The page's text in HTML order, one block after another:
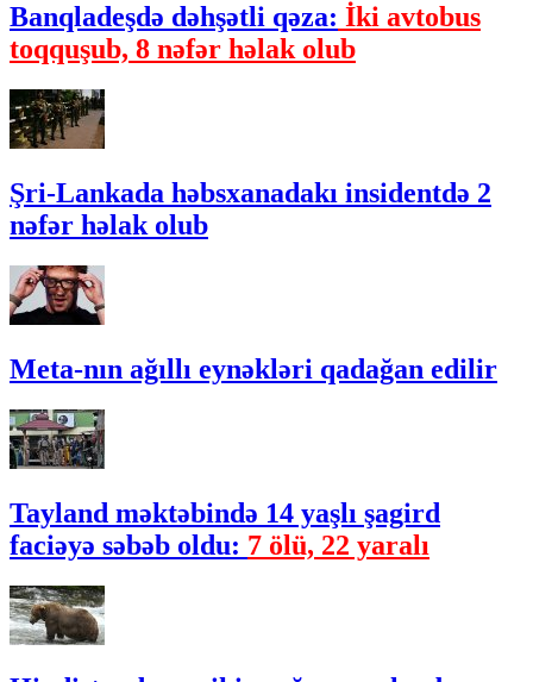
Banqladeşdə dəhşətli qəza: İki avtobus
toqquşub, 8 nəfər həlak olub
Şri-Lankada həbsxanadakı insidentdə 2
nəfər həlak olub
Meta-nın ağıllı eynəkləri qadağan edilir
Tayland məktəbində 14 yaşlı şagird
faciəyə səbəb oldu: 7 ölü, 22 yaralı